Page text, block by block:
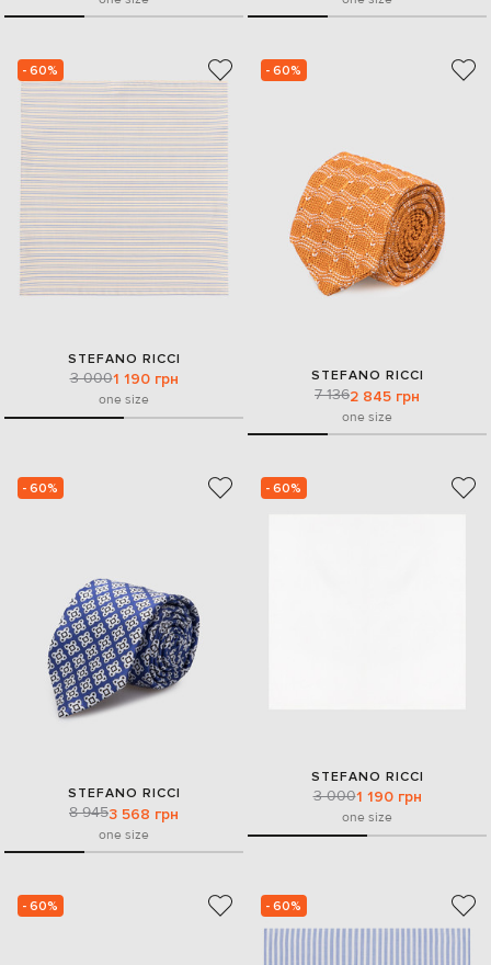
- 60%
STEFANO RICCI
3 0001 190 грн
one size
- 60%
STEFANO RICCI
7 1362 845 грн
one size
- 60%
STEFANO RICCI
8 9453 568 грн
one size
- 60%
STEFANO RICCI
3 0001 190 грн
one size
- 60% - 60%